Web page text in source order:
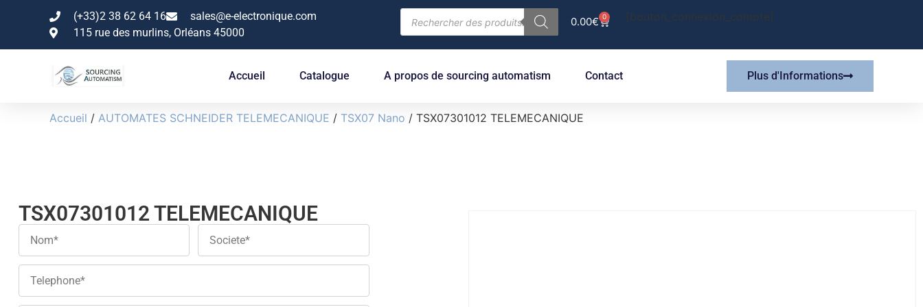
(+33)2 38 62 64 16
sales@e-electronique.com
115 rue des murlins, Orléans 45000
0.00€ 0 [bouton_connexion_compte]
Accueil Catalogue A propos de sourcing automatism Contact Plus d'Informations
Accueil / AUTOMATES SCHNEIDER TELEMECANIQUE / TSX07 Nano / TSX07301012 TELEMECANIQUE
TSX07301012 TELEMECANIQUE